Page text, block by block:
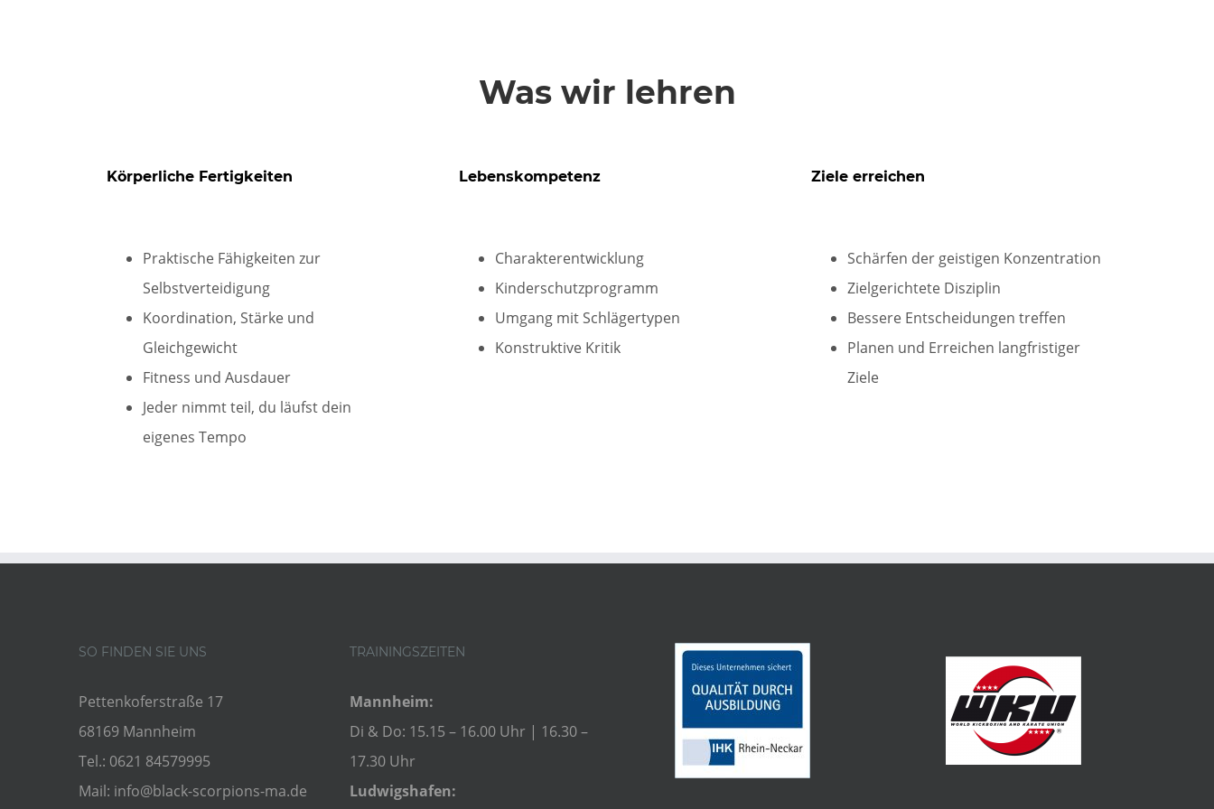
Was wir lehren
Körperliche Fertigkeiten
Praktische Fähigkeiten zur
Selbstverteidigung
Koordination, Stärke und
Gleichgewicht
Fitness und Ausdauer
Jeder nimmt teil, du läufst dein
eigenes Tempo
Lebenskompetenz
Charakterentwicklung
Kinderschutzprogramm
Umgang mit Schlägertypen
Konstruktive Kritik
Ziele erreichen
Schärfen der geistigen Konzentration
Zielgerichtete Disziplin
Bessere Entscheidungen treffen
Planen und Erreichen langfristiger
Ziele
SO FINDEN SIE UNS
Pettenkoferstraße 17
68169 Mannheim
Tel.: 0621 84579995
Mail: info@black-scorpions-ma.de
TRAININGSZEITEN
Mannheim:
Di & Do: 15.15 – 16.00 Uhr | 16.30 –
17.30 Uhr
Ludwigshafen: